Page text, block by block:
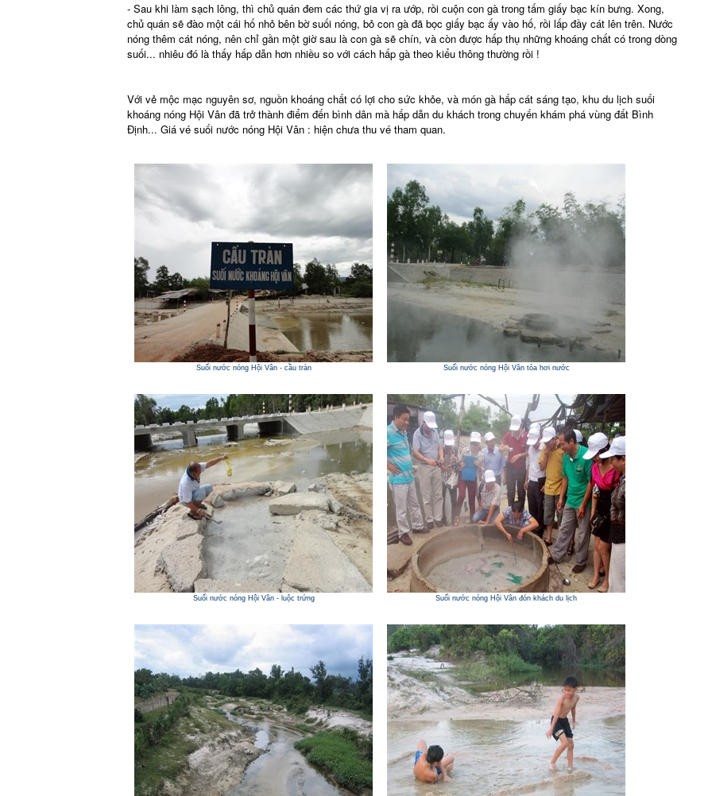
- Sau khi làm sạch lông, thì chủ quán đem các thứ gia vị ra ướp, rồi cuộn con gà trong tấm giấy bạc kín bưng. Xong,
chủ quán sẽ đào một cái hố nhỏ bên bờ suối nóng, bỏ con gà đã bọc giấy bạc ấy vào hố, rồi lấp đầy cát lên trên. Nước
nóng thêm cát nóng, nên chỉ gần một giờ sau là con gà sẽ chín, và còn được hấp thụ những khoáng chất có trong dòng
suối... nhiêu đó là thấy hấp dẫn hơn nhiều so với cách hấp gà theo kiểu thông thường rồi !
Với vẻ mộc mạc nguyên sơ, nguồn khoáng chất có lợi cho sức khỏe, và món gà hấp cát sáng tạo, khu du lịch suối
khoáng nóng Hội Vân đã trở thành điểm đến bình dân mà hấp dẫn du khách trong chuyến khám phá vùng đất Bình
Định... Giá vé suối nước nóng Hội Vân : hiện chưa thu vé tham quan.
Suối nước nóng Hội Vân - cầu tràn Suối nước nóng Hội Vân tỏa hơi nước
Suối nước nóng Hội Vân - luộc trứng Suối nước nóng Hội Vân đón khách du lịch